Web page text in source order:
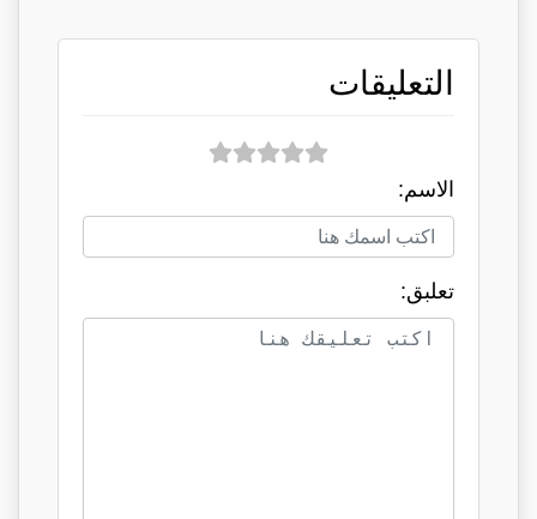
التعليقات
الاسم:
تعلبق: